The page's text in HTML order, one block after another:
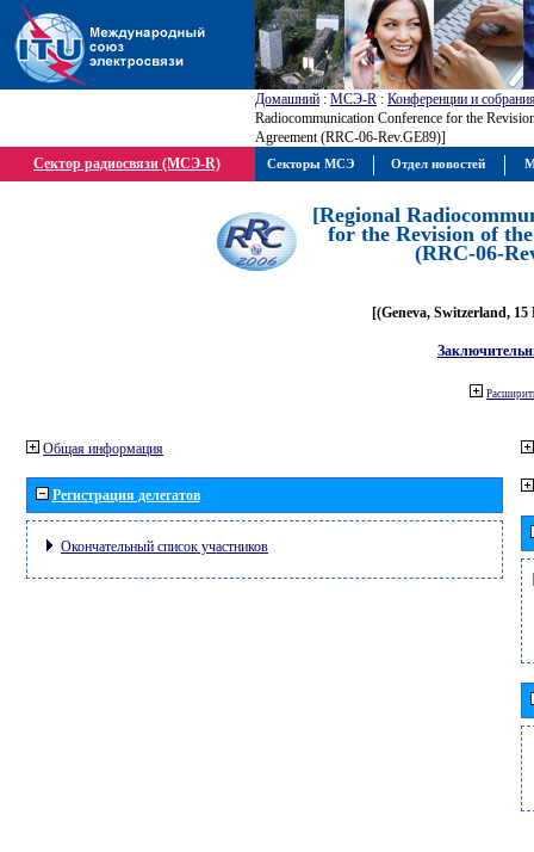
Домашний : МСЭ-R : Конференции и
Radiocommunication Conference for the
Agreement (RRC-06-Rev.GE89)]
Сектор радиосвязи (МСЭ-R)
[Regional
for the Revision of
(RRC-06-
[(Geneva, Switzerland, 15
Общая информация
Регистрация делегатов
Окончательный список участников
Секторы МСЭ Отдел новостей